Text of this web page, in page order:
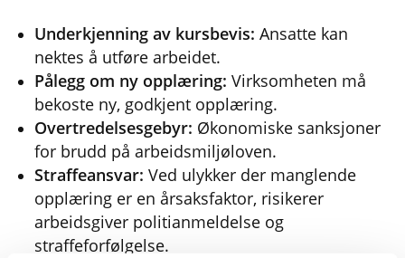
Underkjenning av kursbevis: Ansatte kan
nektes å utføre arbeidet.
Pålegg om ny opplæring: Virksomheten må
bekoste ny, godkjent opplæring.
Overtredelsesgebyr: Økonomiske sanksjoner
for brudd på arbeidsmiljøloven.
Straffeansvar: Ved ulykker der manglende
opplæring er en årsaksfaktor, risikerer
arbeidsgiver politianmeldelse og
straffeforfølgelse.